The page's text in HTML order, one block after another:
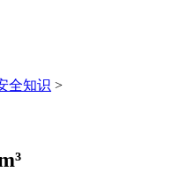
全知识 >